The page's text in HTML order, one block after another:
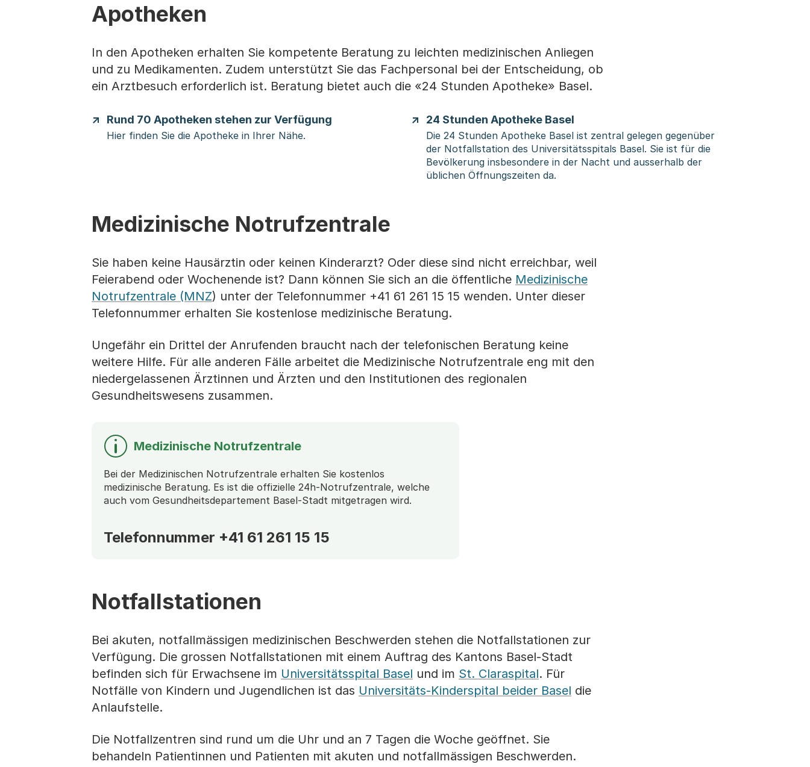
Apotheken
In den Apotheken erhalten Sie kompetente Beratung zu leichten medizinischen Anliegen
und zu Medikamenten. Zudem unterstützt Sie das Fachpersonal bei der Entscheidung, ob
ein Arztbesuch erforderlich ist. Beratung bietet auch die «24 Stunden Apotheke» Basel.
Rund 70 Apotheken stehen zur Verfügung
Hier finden Sie die Apotheke in Ihrer Nähe.
24 Stunden Apotheke Basel
Die 24 Stunden Apotheke Basel ist zentral gelegen gegenüber
der Notfallstation des Universitätsspitals Basel. Sie ist für die
Bevölkerung insbesondere in der Nacht und ausserhalb der
üblichen Öffnungszeiten da.
Medizinische Notrufzentrale
Sie haben keine Hausärztin oder keinen Kinderarzt? Oder diese sind nicht erreichbar, weil
Feierabend oder Wochenende ist? Dann können Sie sich an die öffentliche Medizinische
Notrufzentrale (MNZ) unter der Telefonnummer +41 61 261 15 15 wenden. Unter dieser
Telefonnummer erhalten Sie kostenlose medizinische Beratung.
Ungefähr ein Drittel der Anrufenden braucht nach der telefonischen Beratung keine
weitere Hilfe. Für alle anderen Fälle arbeitet die Medizinische Notrufzentrale eng mit den
niedergelassenen Ärztinnen und Ärzten und den Institutionen des regionalen
Gesundheitswesens zusammen.
Medizinische Notrufzentrale
Bei der Medizinischen Notrufzentrale erhalten Sie kostenlos
medizinische Beratung. Es ist die offizielle 24h-Notrufzentrale, welche
auch vom Gesundheitsdepartement Basel-Stadt mitgetragen wird.
Telefonnummer +41 61 261 15 15
Notfallstationen
Bei akuten, notfallmässigen medizinischen Beschwerden stehen die Notfallstationen zur
Verfügung. Die grossen Notfallstationen mit einem Auftrag des Kantons Basel-Stadt
befinden sich für Erwachsene im Universitätsspital Basel und im St. Claraspital. Für
Notfälle von Kindern und Jugendlichen ist das Universitäts-Kinderspital beider Basel die
Anlaufstelle.
Die Notfallzentren sind rund um die Uhr und an 7 Tagen die Woche geöffnet. Sie
behandeln Patientinnen und Patienten mit akuten und notfallmässigen Beschwerden.